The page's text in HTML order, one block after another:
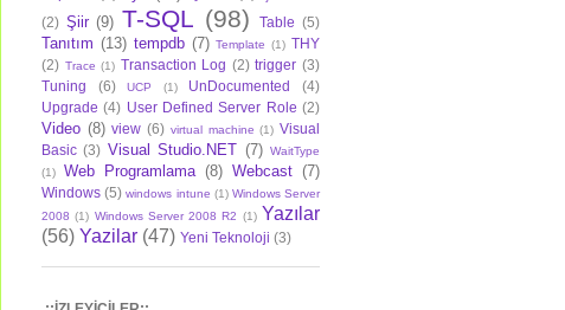
(2) Şiir (9) T-SQL (98) Table (5)
Tanıtım (13) tempdb (7) Template (1) THY
(2) Trace (1) Transaction Log (2) trigger (3)
Tuning
(6) UCP (1) UnDocumented
(4)
Upgrade (4) User Defined Server Role (2)
Video (8) view (6) virtual machine (1) Visual
Basic (3) Visual Studio.NET (7) WaitType
(1)
Web Programlama (8) Webcast (7)
Windows (5) windows intune (1) Windows Server
2008 (1) Windows Server 2008 R2 (1) Yazılar
(56) Yazilar (47) Yeni Teknoloji (3)